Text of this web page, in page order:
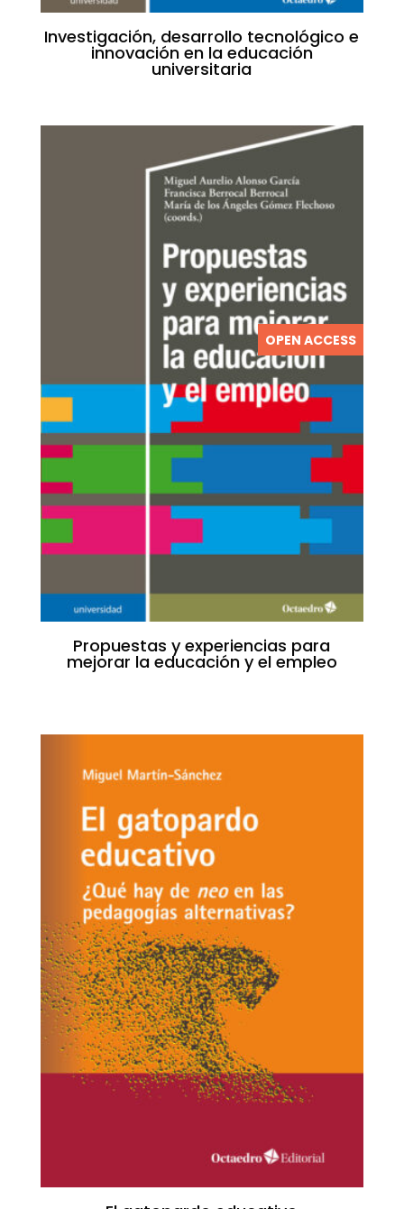
Investigación, desarrollo tecnológico e
innovación en la educación
universitaria
OPEN ACCESS
Propuestas y experiencias para
mejorar la educación y el empleo